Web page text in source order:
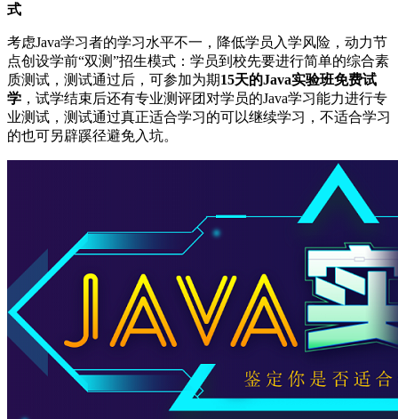
式
考虑Java学习者的学习水平不一，降低学员入学风险，动力节
点创设学前“双测”招生模式：学员到校先要进行简单的综合素
质测试，测试通过后，可参加为期15天的Java实验班免费试
学 ，试学结束后还有专业测评团对学员的Java学习能力进行专
业测试，测试通过真正适合学习的可以继续学习，不适合学习
的也可另辟蹊径避免入坑。